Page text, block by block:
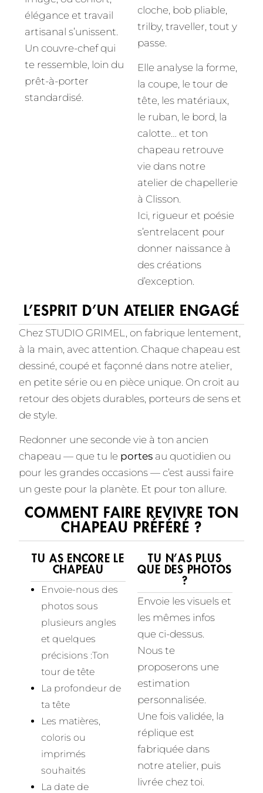
élégance et travail
artisanal s’unissent.
Un couvre-chef qui
te ressemble, loin du
prêt-à-porter
standardisé.
cloche, bob pliable,
trilby, traveller, tout y
passe.
Elle analyse la forme,
la coupe, le tour de
tête, les matériaux,
le ruban, le bord, la
calotte… et ton
chapeau retrouve
vie dans notre
atelier de chapellerie
à Clisson.
Ici, rigueur et poésie
s’entrelacent pour
donner naissance à
des créations
d’exception.
L’ESPRIT D’UN ATELIER ENGAGÉ
Chez STUDIO GRIMEL, on fabrique lentement,
à la main, avec attention. Chaque chapeau est
dessiné, coupé et façonné dans notre atelier,
en petite série ou en pièce unique. On croit au
retour des objets durables, porteurs de sens et
de style.
Redonner une seconde vie à ton ancien
chapeau — que tu le portes au quotidien ou
pour les grandes occasions — c’est aussi faire
un geste pour la planète. Et pour ton allure.
COMMENT FAIRE REVIVRE TON
CHAPEAU PRÉFÉRÉ ?
TU AS ENCORE LE
CHAPEAU
Envoie-nous des
photos sous
plusieurs angles
et quelques
précisions :Ton
tour de tête
La profondeur de
ta tête
Les matières,
coloris ou
imprimés
souhaités
La date de
TU N’AS PLUS
QUE DES PHOTOS
?
Envoie les visuels et
les mêmes infos
que ci-dessus.
Nous te
proposerons une
estimation
personnalisée.
Une fois validée, la
réplique est
fabriquée dans
notre atelier, puis
livrée chez toi.